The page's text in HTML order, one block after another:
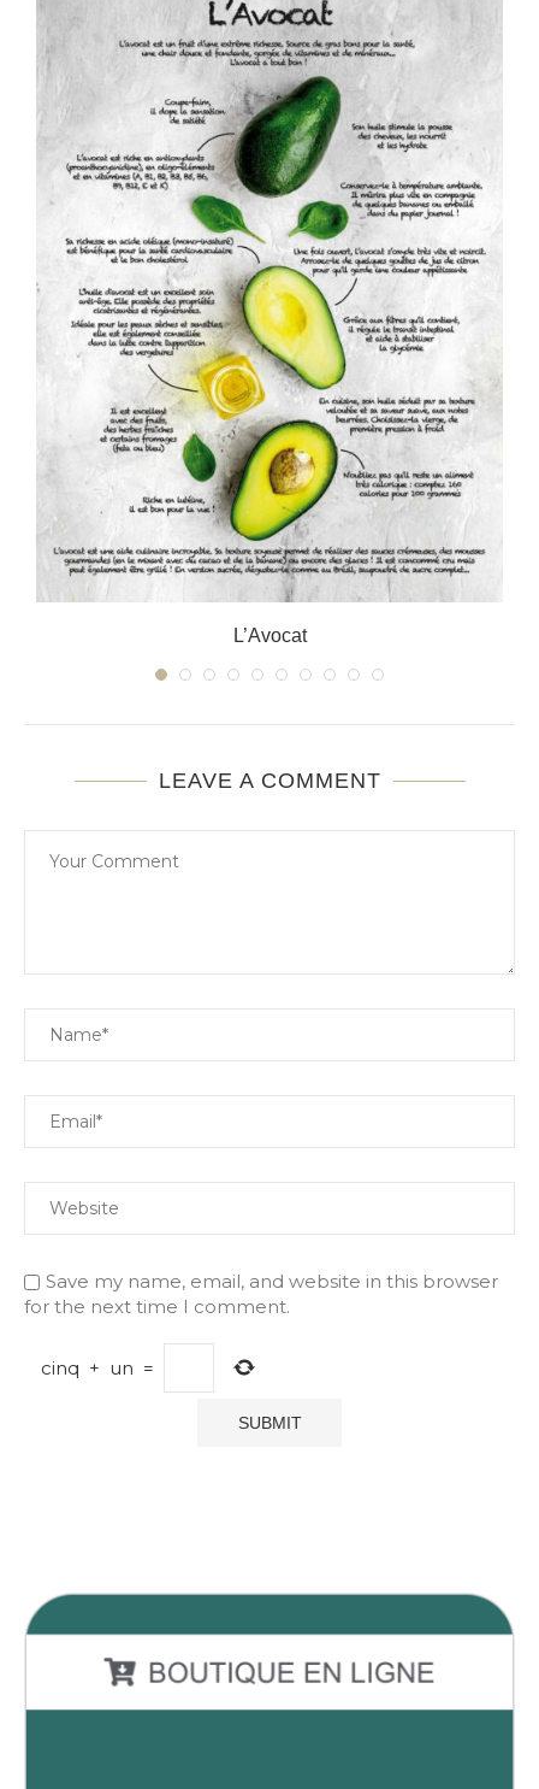
L’Avocat
LEAVE A COMMENT
Save my name, email, and website in this browser
for the next time I comment.
cinq + un =